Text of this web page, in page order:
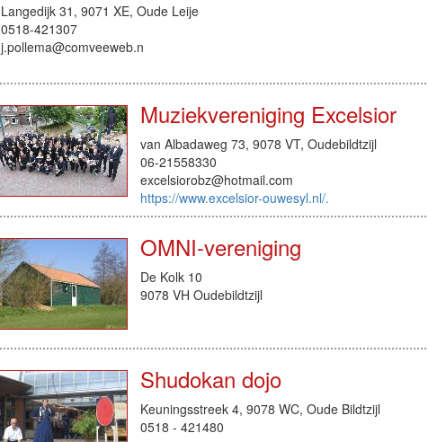
Langedijk 31, 9071 XE, Oude Leije
0518-421307
j.pollema@comveeweb.n
Muziekvereniging Excelsior
van Albadaweg 73, 9078 VT, Oudebildtzijl
06-21558330
excelsiorobz@hotmail.com
https://www.excelsior-ouwesyl.nl/.
OMNI-vereniging
De Kolk 10
9078 VH Oudebildtzijl
Shudokan dojo
Keuningsstreek 4, 9078 WC, Oude Bildtzijl
0518 - 421480